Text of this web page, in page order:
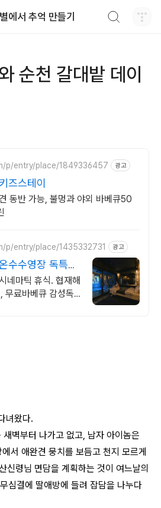
에서 추억 만들기
순천 갈대밭 데이
p/entry/place/1849336457 광고
즈스테이
동반 가능, 불멍과 야외 바베큐50
p/entry/place/1435332731 광고
수수영장 독특하
트
네마틱 휴식. 협재해
무료바베큐 감성독
녀왔다.
벽부터 나가고 없고, 남자 아이놈은
서 애완견 뭉치를 보듬고 천지 모르게
신령님 면담을 계획하는 것이 여느날의
심결에 딸애방에 들려 잡담을 나누다